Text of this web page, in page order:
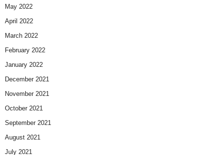
May 2022
April 2022
March 2022
February 2022
January 2022
December 2021
November 2021
October 2021
September 2021
August 2021
July 2021